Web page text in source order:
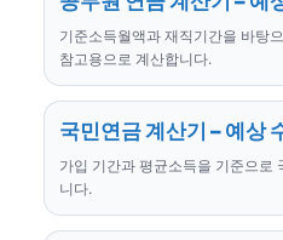
기준소득월액과 재직기간을 바탕
참고용으로 계산합니다.
국민연금 계산기 – 예상
가입 기간과 평균소득을 기준으로
니다.